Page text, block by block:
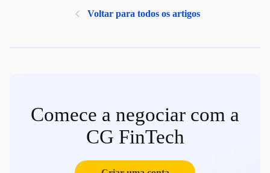
Voltar para todos os artigos
Comece a negociar com a
CG FinTech